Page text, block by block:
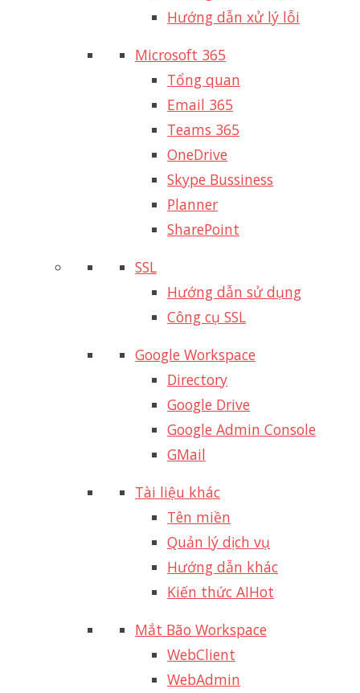
Hướng dẫn xử lý lỗi
Microsoft 365
Tổng quan
Email 365
Teams 365
OneDrive
Skype Bussiness
Planner
SharePoint
SSL
Hướng dẫn sử dụng
Công cụ SSL
Google Workspace
Directory
Google Drive
Google Admin Console
GMail
Tài liệu khác
Tên miền
Quản lý dịch vụ
Hướng dẫn khác
Kiến thức AIHot
Mắt Bão Workspace
WebClient
WebAdmin